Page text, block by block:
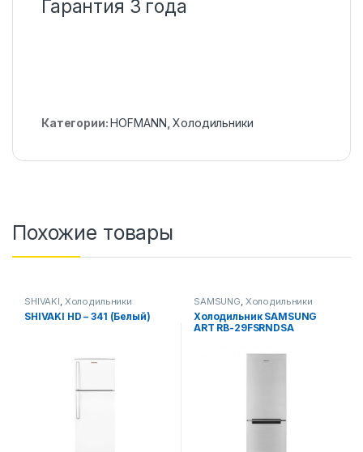
Гарантия 3 года
Категории:HOFMANN ,Холодильники
Похожие товары
SHIVAKI, Холодильники
SHIVAKI HD – 341 (Белый)
SAMSUNG, Холодильники
Холодильник SAMSUNG
ART RB-29FSRNDSA